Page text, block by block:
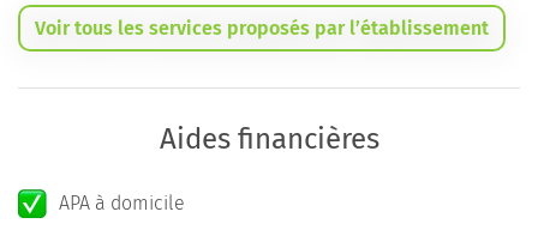
Voir tous les services proposés par l’établissement
Aides financières
APA à domicile